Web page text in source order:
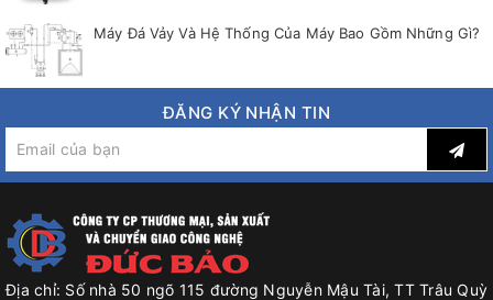
Máy Đá Vảy Và Hệ Thống Của Máy Bao Gồm Những Gì?
ĐĂNG KÝ NHẬN TIN
Địa chỉ: Số nhà 50 ngõ 115 đường Nguyễn Mậu Tài, TT Trâu Quỳ